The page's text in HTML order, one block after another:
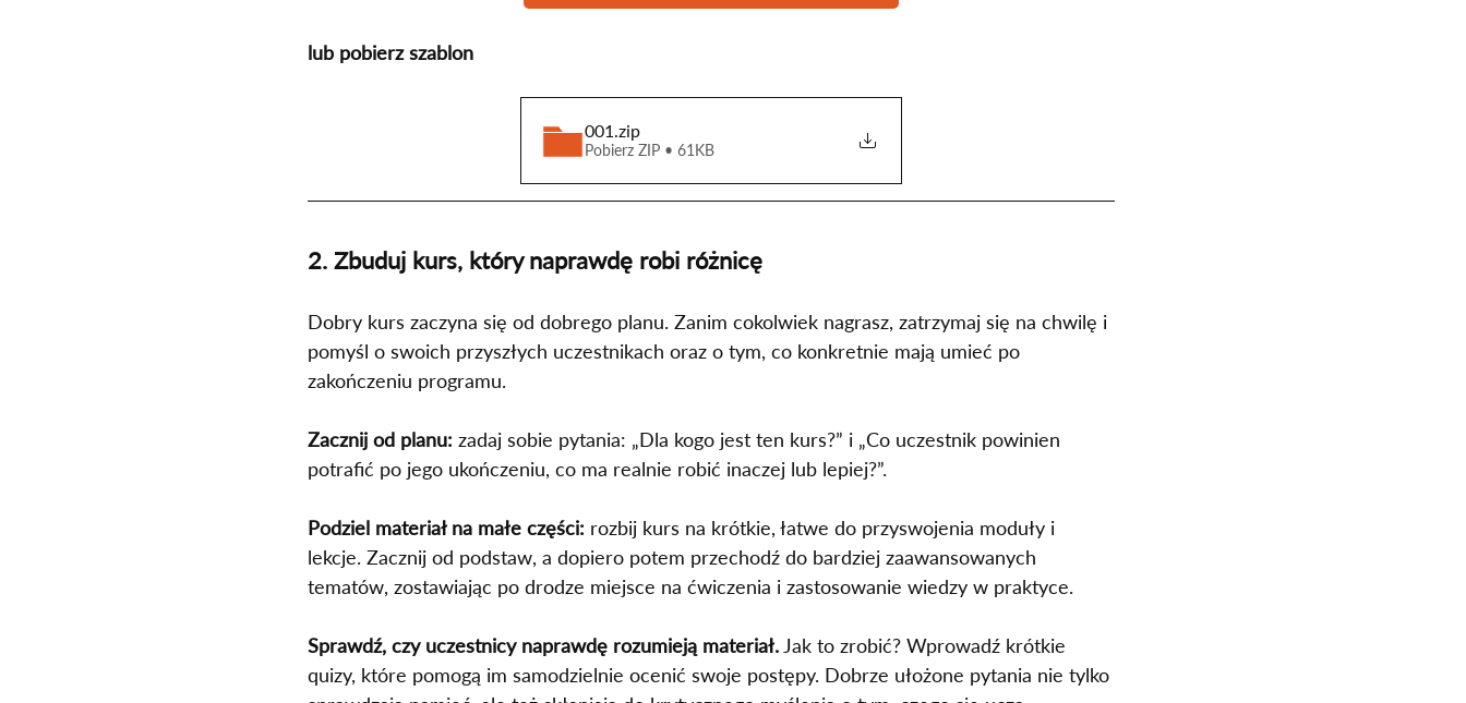
lub pobierz szablon
001 .zip
Pobierz ZIP • 61KB
2. Zbuduj kurs, który naprawdę robi różnicę
Dobry kurs zaczyna się od dobrego planu. Zanim cokolwiek nagrasz, zatrzymaj się na chwilę i
pomyśl o swoich przyszłych uczestnikach oraz o tym, co konkretnie mają umieć po
zakończeniu programu.
Zacznij od planu: zadaj sobie pytania: „Dla kogo jest ten kurs?” i „Co uczestnik powinien
potrafić po jego ukończeniu, co ma realnie robić inaczej lub lepiej?”.
Podziel materiał na małe części: rozbij kurs na krótkie, łatwe do przyswojenia moduły i
lekcje. Zacznij od podstaw, a dopiero potem przechodź do bardziej zaawansowanych
tematów, zostawiając po drodze miejsce na ćwiczenia i zastosowanie wiedzy w praktyce.
Sprawdź, czy uczestnicy naprawdę rozumieją materiał. Jak to zrobić? Wprowadź krótkie
quizy, które pomogą im samodzielnie ocenić swoje postępy. Dobrze ułożone pytania nie tylko